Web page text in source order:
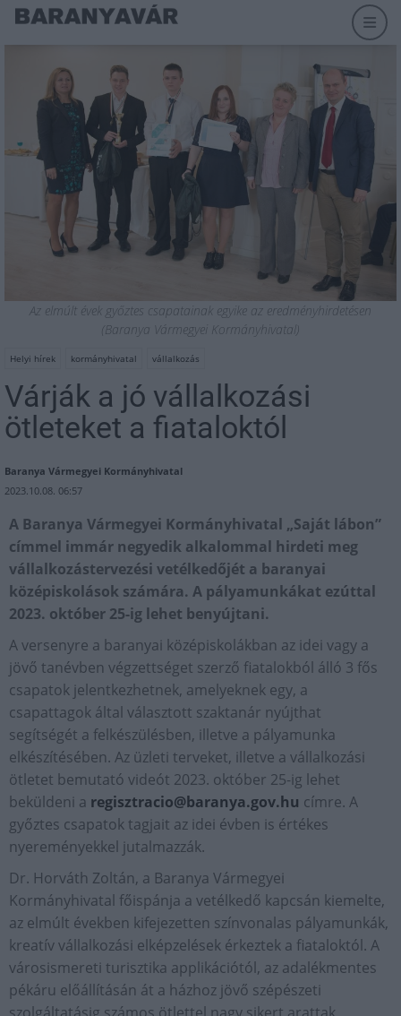
Az elmúlt évek győztes csapatainak egyike az eredményhirdetésen
(Baranya Vármegyei Kormányhivatal)
Helyi hírek kormányhivatal vállalkozás
Várják a jó vállalkozási
ötleteket a fiataloktól
Baranya Vármegyei Kormányhivatal
2023.10.08. 06:57
A Baranya Vármegyei Kormányhivatal „Saját lábon”
címmel immár negyedik alkalommal hirdeti meg
vállalkozástervezési vetélkedőjét a baranyai
középiskolások számára. A pályamunkákat ezúttal
2023. október 25-ig lehet benyújtani.
A versenyre a baranyai középiskolákban az idei vagy a
jövő tanévben végzettséget szerző fiatalokból álló 3 fős
csapatok jelentkezhetnek, amelyeknek egy, a
csapattagok által választott szaktanár nyújthat
segítségét a felkészülésben, illetve a pályamunka
elkészítésében. Az üzleti terveket, illetve a vállalkozási
ötletet bemutató videót 2023. október 25-ig lehet
beküldeni a regisztracio@baranya.gov.hu címre. A
győztes csapatok tagjait az idei évben is értékes
nyereményekkel jutalmazzák.
Dr. Horváth Zoltán, a Baranya Vármegyei
Kormányhivatal főispánja a vetélkedő kapcsán kiemelte,
az elmúlt években kifejezetten színvonalas pályamunkák,
kreatív vállalkozási elképzelések érkeztek a fiataloktól. A
városismereti turisztika applikációtól, az adalékmentes
pékáru előállításán át a házhoz jövő szépészeti